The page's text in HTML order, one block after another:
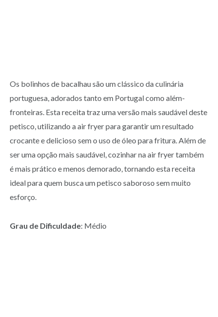
Os bolinhos de bacalhau são um clássico da culinária
portuguesa, adorados tanto em Portugal como além-
fronteiras. Esta receita traz uma versão mais saudável deste
petisco, utilizando a air fryer para garantir um resultado
crocante e delicioso sem o uso de óleo para fritura. Além de
ser uma opção mais saudável, cozinhar na air fryer também
é mais prático e menos demorado, tornando esta receita
ideal para quem busca um petisco saboroso sem muito
esforço.
Grau de Dificuldade: Médio